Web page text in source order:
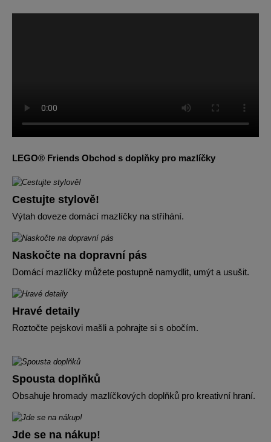
LEGO® Friends Obchod s doplňky pro mazlíčky
Cestujte stylově!
Výtah doveze domácí mazlíčky na stříhání.
Naskočte na dopravní pás
Domácí mazlíčky můžete postupně namydlit, umýt a usušit.
Hravé detaily
Roztočte pejskovi mašli a pohrajte si s obočím.
Spousta doplňků
Obsahuje hromady mazlíčkových doplňků pro kreativní hraní.
Jde se na nákup!